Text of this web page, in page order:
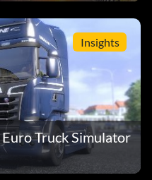
Insights
Truck Simulator